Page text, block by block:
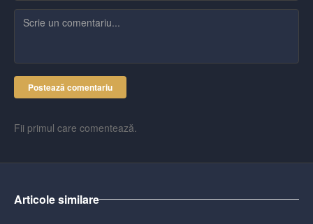
Postează comentariu
Fii primul care comentează.
Articole similare